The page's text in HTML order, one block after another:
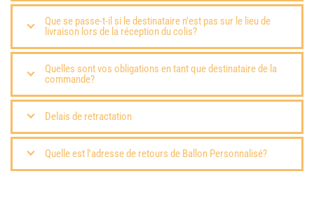
Que se passe-t-il si le destinataire n'est pas sur le lieu de
livraison lors de la réception du colis?
Quelles sont vos obligations en tant que destinataire de la
commande?
Delais de retractation
Quelle est l'adresse de retours de Ballon Personnalisé?